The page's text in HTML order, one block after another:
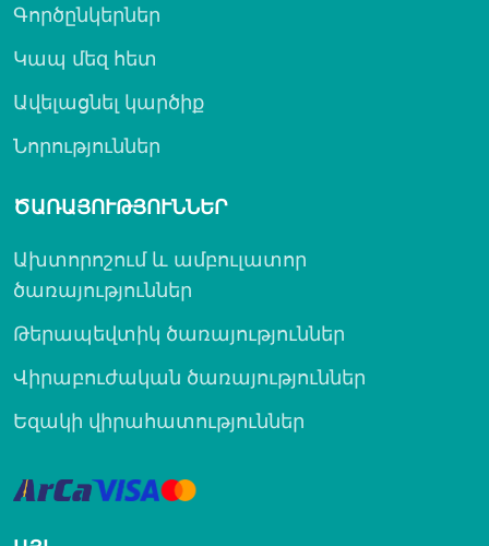
Գործընկերներ
Կապ մեզ հետ
Ավելացնել կարծիք
Նորություններ
ԾԱՌԱՅՈՒԹՅՈՒՆՆԵՐ
Ախտորոշում և ամբուլատոր
ծառայություններ
Թերապեվտիկ ծառայություններ
Վիրաբուժական ծառայություններ
Եզակի վիրահատություններ